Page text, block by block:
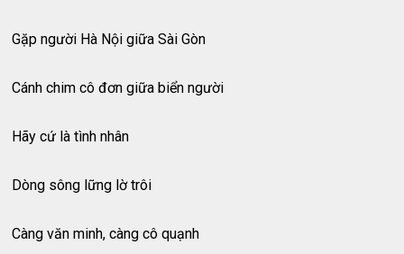
Gặp người Hà Nội giữa Sài Gòn
Cánh chim cô đơn giữa biển người
Hãy cứ là tình nhân
Dòng sông lững lờ trôi
Càng văn minh, càng cô quạnh